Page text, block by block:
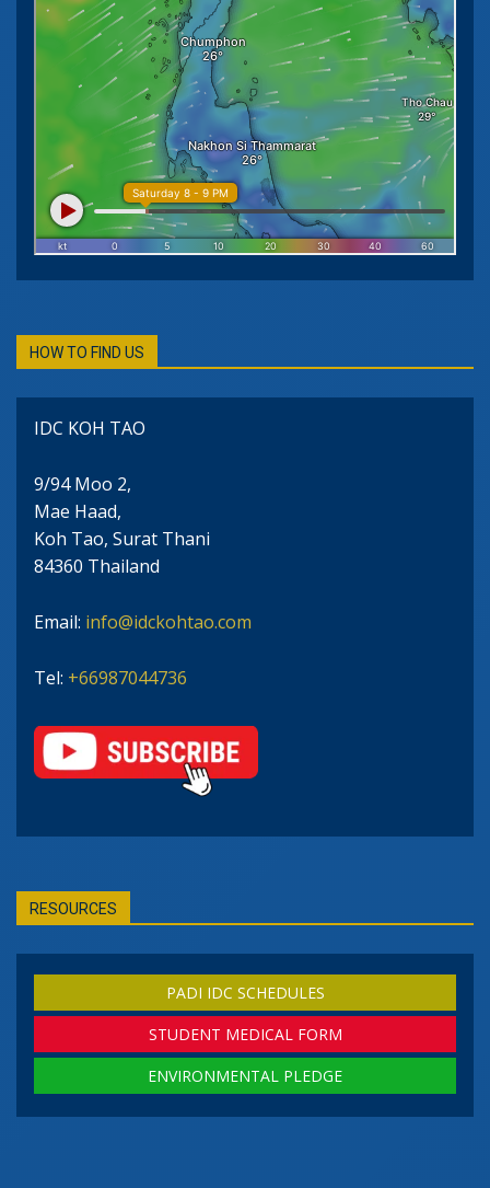
HOW TO FIND US
IDC KOH TAO
9/94 Moo 2,
Mae Haad,
Koh Tao, Surat Thani
84360 Thailand
Email: info@idckohtao.com
Tel: +66987044736
RESOURCES
PADI IDC SCHEDULES
STUDENT MEDICAL FORM
ENVIRONMENTAL PLEDGE